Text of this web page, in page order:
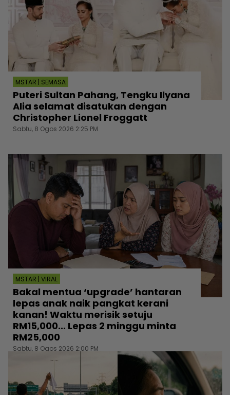
MSTAR | SEMASA
Puteri Sultan Pahang, Tengku Ilyana
Alia selamat disatukan dengan
Christopher Lionel Froggatt
Sabtu, 8 Ogos 2026 2:25 PM
MSTAR | VIRAL
Bakal mentua ‘upgrade’ hantaran
lepas anak naik pangkat kerani
kanan! Waktu merisik setuju
RM15,000... Lepas 2 minggu minta
RM25,000
Sabtu, 8 Ogos 2026 2:00 PM